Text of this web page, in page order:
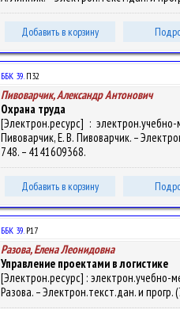
Добавить в корзину
ББК 39.П32
Пивоварчик, Александр Антонович
Охрана труда
[Электрон.ресурс] :
Пивоварчик, Е. В. Пивоварчик. –
748. – 4141609368.
Добавить в корзину
ББК 39.Р17
Разова, Елена Леонидовна
Управление проектами в логистике
[Электрон.ресурс] : электрон.учебно-
Разова. – Электрон.текст.дан. и